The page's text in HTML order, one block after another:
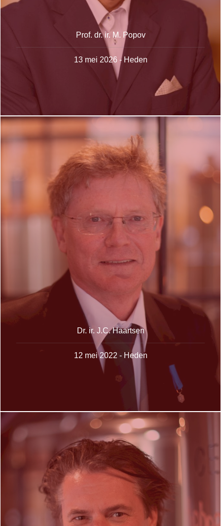
Prof. dr. ir. M. Popov
13 mei 2026 - Heden
Dr. ir. J.C. Haartsen
12 mei 2022 - Heden